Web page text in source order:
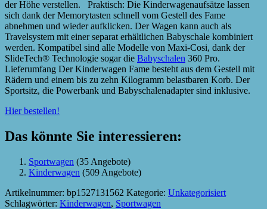
der Höhe verstellen. Praktisch: Die Kinderwagenaufsätze lassen
sich dank der Memorytasten schnell vom Gestell des Fame
abnehmen und wieder aufklicken. Der Wagen kann auch als
Travelsystem mit einer separat erhältlichen Babyschale kombiniert
werden. Kompatibel sind alle Modelle von Maxi-Cosi, dank der
SlideTech® Technologie sogar die Babyschalen 360 Pro.
Lieferumfang Der Kinderwagen Fame besteht aus dem Gestell mit
Rädern und einem bis zu zehn Kilogramm belastbaren Korb. Der
Sportsitz, die Powerbank und Babyschalenadapter sind inklusive.
Hier bestellen!
Das könnte Sie interessieren:
Sportwagen (35 Angebote)
Kinderwagen (509 Angebote)
Artikelnummer: bp1527131562 Kategorie: Unkategorisiert
Schlagwörter: Kinderwagen, Sportwagen